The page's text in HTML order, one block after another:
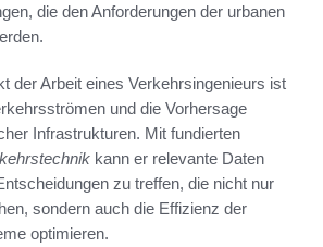
die den Anforderungen der urbanen
der Arbeit eines Verkehrsingenieurs ist
und die Vorhersage
Infrastrukturen. Mit fundierten
kann er relevante Daten
zu treffen, die nicht nur
sondern auch die Effizienz der
optimieren.